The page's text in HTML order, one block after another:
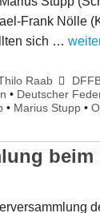
Frank Nölle
sich …
Raab
• Deutscher
• Marius Stupp •
beim